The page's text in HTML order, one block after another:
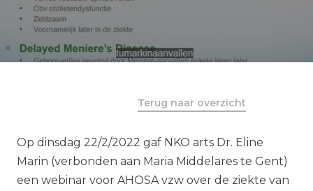
Terug naar overzicht
Op dinsdag 22/2/2022 gaf NKO arts Dr. Eline
Marin (verbonden aan Maria Middelares te Gent)
een webinar voor AHOSA vzw over de ziekte van